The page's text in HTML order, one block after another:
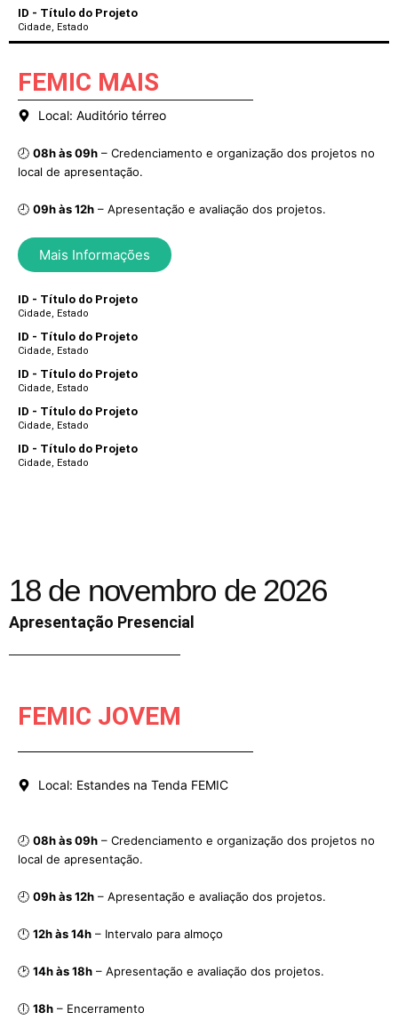
ID - Título do Projeto
Cidade, Estado
FEMIC MAIS
Local​: Auditório térreo
🕗 08h às 09h – Credenciamento e organização dos projetos no
local de apresentação.
🕘 09h às 12h – Apresentação e avaliação dos projetos.
Mais Informações
ID - Título do Projeto
Cidade, Estado
ID - Título do Projeto
Cidade, Estado
ID - Título do Projeto
Cidade, Estado
ID - Título do Projeto
Cidade, Estado
ID - Título do Projeto
Cidade, Estado
18 de novembro de 2026
Apresentação Presencial
FEMIC JOVEM
Local​: Estandes na Tenda FEMIC
🕗 08h às 09h – Credenciamento e organização dos projetos no
local de apresentação.
🕘 09h às 12h – Apresentação e avaliação dos projetos.
🕛 12h às 14h – Intervalo para almoço
🕑 14h às 18h – Apresentação e avaliação dos projetos.
🕕 18h – Encerramento